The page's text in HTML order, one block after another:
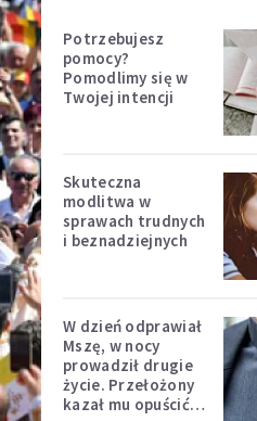
Potrzebujesz
pomocy?
Pomodlimy się w
Twojej intencji
Skuteczna
modlitwa w
sprawach trudnych
i beznadziejnych
W dzień odprawiał
Mszę, w nocy
prowadził drugie
życie. Przełożony
kazał mu opuścić